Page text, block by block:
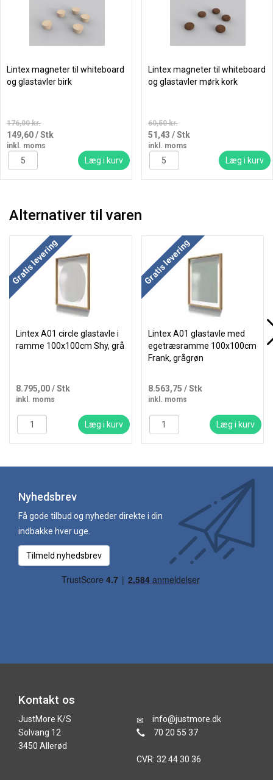
Lintex magneter til whiteboard
og glastavler birk
176,00 kr.
149,60/ Stk
inkl. moms
Læg i kurv
Lintex magneter til whiteboard
og glastavler mørk kork
60,50 kr.
51,43 / Stk
inkl. moms
Læg i kurv
Alternativer til varen
Køb mere og spar
Gratis levering
Lintex A01 circle glastavle i
ramme 100x100cm Shy, grå
8.795,00/ Stk
inkl. moms
Læg i kurv
Køb mere og spar
Gratis levering
Lintex A01 glastavle med
egetræsramme 100x100cm
Frank, grågrøn
8.563,75 / Stk
inkl. moms
Læg i kurv
Nyhedsbrev
Få gode tilbud og nyheder direkte i din
indbakke hver uge.
Tilmeld nyhedsbrev
Kontakt os
JustMore K/S
Solvang 12
3450 Allerød
info@justmore.dk
70 20 55 37
CVR: 32 44 30 36